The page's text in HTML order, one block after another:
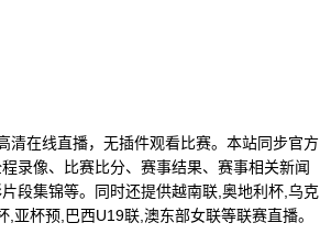
在线直播，无插件观看比赛。本站同步官方
录像、比赛比分、赛事结果、赛事相关新闻
段集锦等。同时还提供越南联,奥地利杯,乌克
杯预,巴西U19联,澳东部女联等联赛直播。